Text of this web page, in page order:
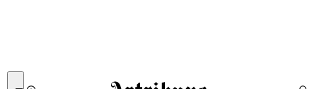
Artribune